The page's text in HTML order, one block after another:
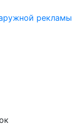
рекламы